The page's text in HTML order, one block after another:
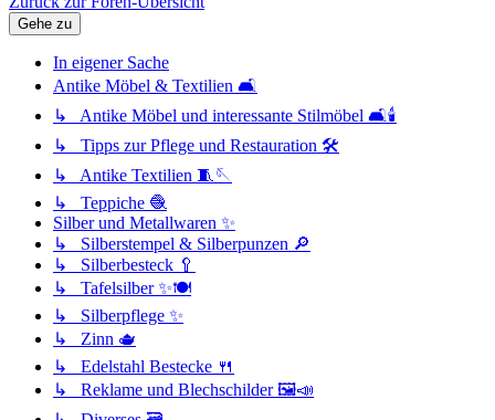
Gehe zu
In eigener Sache
Antike Möbel & Textilien 🛋️
↳ Antike Möbel und interessante Stilmöbel 🛋️🕯️
↳ Tipps zur Pflege und Restauration 🛠️
↳ Antike Textilien 🧵🪡
↳ Teppiche 🧶
Silber und Metallwaren ✨
↳ Silberstempel & Silberpunzen 🔎
↳ Silberbesteck 🥄
↳ Tafelsilber ✨🍽️
↳ Silberpflege ✨
↳ Zinn 🫖
↳ Edelstahl Bestecke 🍴
↳ Reklame und Blechschilder 🖼️📣